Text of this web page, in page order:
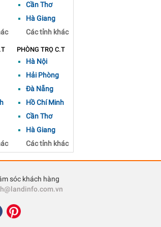
Cần Thơ
Hà Giang
Các tỉnh khác
PHÒNG TRỌ C.T
Hà Nội
Hải Phòng
Đà Nẵng
Hồ Chí Minh
Cần Thơ
Hà Giang
Các tỉnh khác
sóc khách hàng